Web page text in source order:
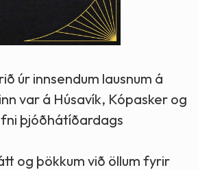
úr innsendum lausnum á
var á Húsavík, Kópasker og
þjóðhátíðardags
og þökkum við öllum fyrir